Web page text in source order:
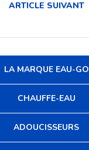
ARTICLE SUIVANT
LA MARQUE EAU-GO
CHAUFFE-EAU
ADOUCISSEURS